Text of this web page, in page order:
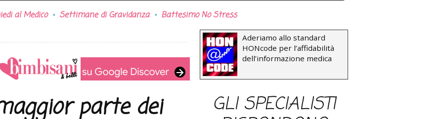
al Medico Settimane di Gravidanza Battesimo No Stress
parte dei
Aderiamo allo standard
HONcode per l’affidabilità
dell’informazione medica
GLI SPECIALISTI